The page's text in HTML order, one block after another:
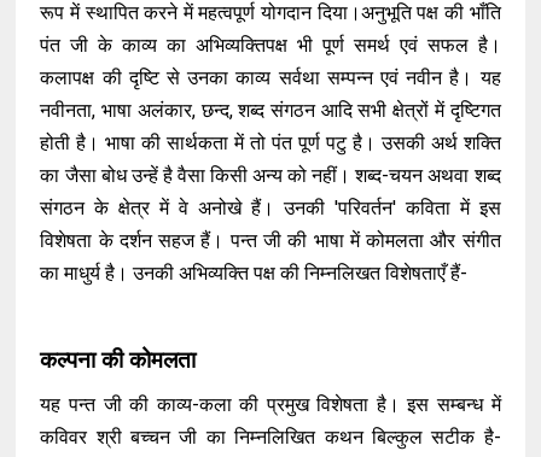
रूप में स्थापित करने में महत्वपूर्ण योगदान दिया।अनुभूति पक्ष की भाँति
पंत जी के काव्य का अभिव्यक्तिपक्ष भी पूर्ण समर्थ एवं सफल है।
कलापक्ष की दृष्टि से उनका काव्य सर्वथा सम्पन्न एवं नवीन है। यह
नवीनता, भाषा अलंकार, छन्द, शब्द संगठन आदि सभी क्षेत्रों में दृष्टिगत
होती है। भाषा की सार्थकता में तो पंत पूर्ण पटु है। उसकी अर्थ शक्ति
का जैसा बोध उन्हें है वैसा किसी अन्य को नहीं। शब्द-चयन अथवा शब्द
संगठन के क्षेत्र में वे अनोखे हैं। उनकी 'परिवर्तन' कविता में इस
विशेषता के दर्शन सहज हैं। पन्त जी की भाषा में कोमलता और संगीत
का माधुर्य है। उनकी अभिव्यक्ति पक्ष की निम्नलिखत विशेषताएँ हैं-
कल्पना की कोमलता
यह पन्त जी की काव्य-कला की प्रमुख विशेषता है। इस सम्बन्ध में
कविवर श्री बच्चन जी का निम्नलिखित कथन बिल्कुल सटीक है-